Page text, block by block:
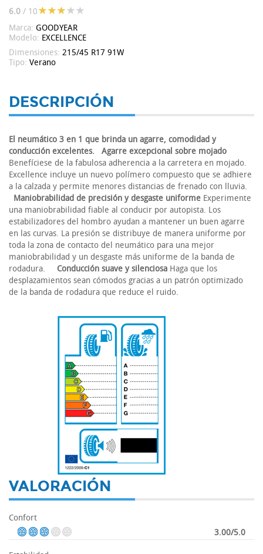
6.0 / 10
Marca: GOODYEAR
Modelo: EXCELLENCE
Dimensiones: 215/45 R17 91W
Tipo: Verano
DESCRIPCIÓN
El neumático 3 en 1 que brinda un agarre, comodidad y
conducción excelentes.
Agarre excepcional sobre mojado
Benefíciese de la fabulosa adherencia a la carretera en mojado.
Excellence incluye un nuevo polímero compuesto que se adhiere
a la calzada y permite menores distancias de frenado con lluvia.
Maniobrabilidad de precisión y desgaste uniforme Experimente
una maniobrabilidad fiable al conducir por autopista. Los
estabilizadores del hombro ayudan a mantener un buen agarre
en las curvas. La presión se distribuye de manera uniforme por
toda la zona de contacto del neumático para una mejor
maniobrabilidad y un desgaste más uniforme de la banda de
rodadura. Conducción suave y silenciosa Haga que los
desplazamientos sean cómodos gracias a un patrón optimizado
de la banda de rodadura que reduce el ruido.
VALORACIÓN
Confort
3.00/5.0